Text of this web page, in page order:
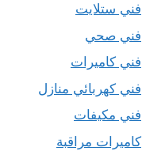
فني ستلايت
فني صحي
فني كاميرات
فني كهربائي منازل
فني مكيفات
كاميرات مراقبة